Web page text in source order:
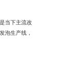
当下主流改
泡生产线，